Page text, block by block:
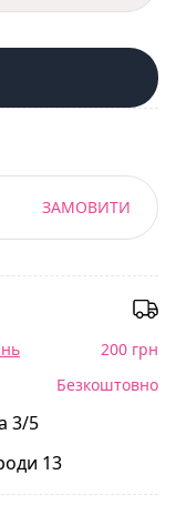
ЗАМОВИТИ
200 грн
Безкоштовно
3/5
13